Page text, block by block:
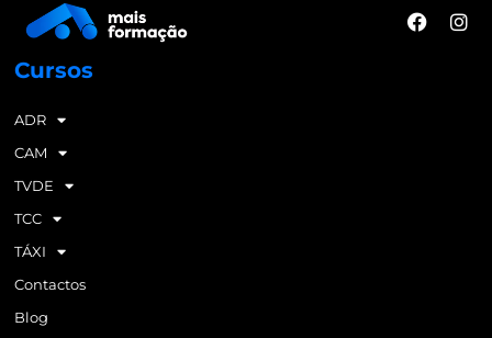
Cursos
ADR
CAM
TVDE
TCC
TÁXI
Contactos
Blog